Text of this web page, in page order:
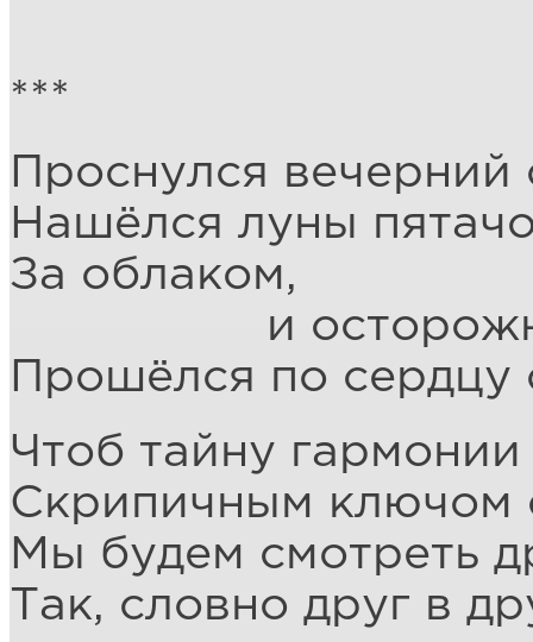
***
Проснулся вечерний
Нашёлся луны
За облаком,
и
Прошёлся по сердцу
Чтоб тайну гармонии
Скрипичным ключом
Мы будем смотреть
Так, словно друг в